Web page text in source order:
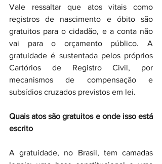
Vale ressaltar que atos vitais como
registros de nascimento e óbito são
gratuitos para o cidadão, e a conta não
vai para o orçamento público. A
gratuidade é sustentada pelos próprios
Cartórios de Registro Civil, por
mecanismos de compensação e
subsídios cruzados previstos em lei.
Quais atos são gratuitos e onde isso está
escrito
A gratuidade, no Brasil, tem camadas